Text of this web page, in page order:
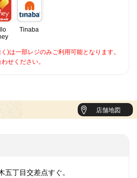
Tinaba
)は一部レジのみご利用可能となります。
せください。
店舗地図
五丁目交差点すぐ。